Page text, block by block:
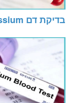
בדיקת דם Potassium (בדיקת אשלגן)